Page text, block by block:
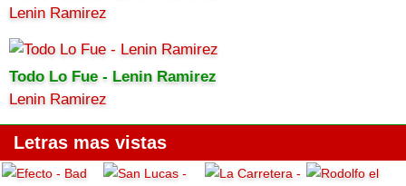
Lenin Ramirez
Todo Lo Fue - Lenin Ramirez
Lenin Ramirez
Letras mas vistas